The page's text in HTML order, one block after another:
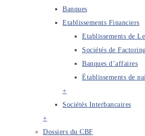
Banques
Etablissements Financiers
Etablissements de
Sociétés de
Banques d’affaires
Établissements de
+
Sociétés Interbancaires
+
Dossiers du CBF